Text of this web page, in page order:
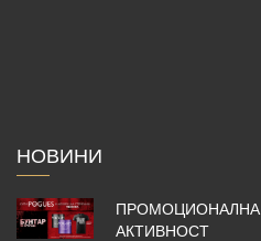
НОВИНИ
ПРОМОЦИОНАЛНА
АКТИВНОСТ